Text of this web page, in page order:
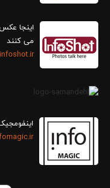
اینجا
می کنند